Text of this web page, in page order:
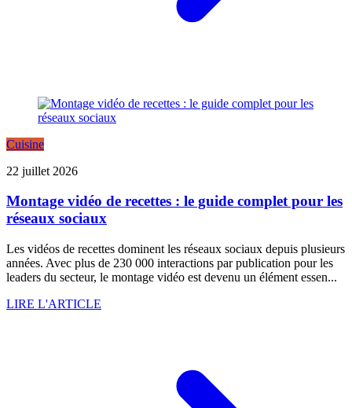
Cuisine
22 juillet 2026
Montage vidéo de recettes : le guide complet pour les
réseaux sociaux
Les vidéos de recettes dominent les réseaux sociaux depuis plusieurs
années. Avec plus de 230 000 interactions par publication pour les
leaders du secteur, le montage vidéo est devenu un élément essen...
LIRE L'ARTICLE